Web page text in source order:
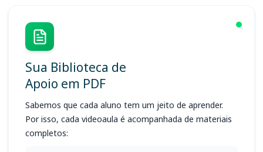
Sua Biblioteca de
Apoio em PDF
Sabemos que cada aluno tem um jeito de aprender.
Por isso, cada videoaula é acompanhada de materiais
completos: